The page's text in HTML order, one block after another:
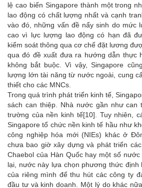
lệ cao biến Singapore thành một trong
lao động có chất lượng nhất và cạnh
vào đó, những vấn đề nẩy sinh do mức
cao vì lực lượng lao động có hạn đã
kiểm soát thông qua cơ chế đặt lương
qua đó đề xuất đưa ra hướng dẫn thực
không bắt buộc. Vì vậy, Singapore
lượng lớn tài năng từ nước ngoài, cung
thiết cho các MNCs.
Trong quá trình phát triển kinh tế,
sách can thiệp. Nhà nước gần như can
trường của nền kinh tế[10] . Tuy nhiên,
Singapore tổ chức nền kinh tế hầu như
công nghiệp hóa mới (NIEs) khác ở
chưa bao giờ xây dựng và phát triển
Chaebol của Hàn Quốc hay một số
lại, nước này lựa chọn phương thức định
của riêng mình để thu hút các công ty
đầu tư và kinh doanh. Một lý do khác